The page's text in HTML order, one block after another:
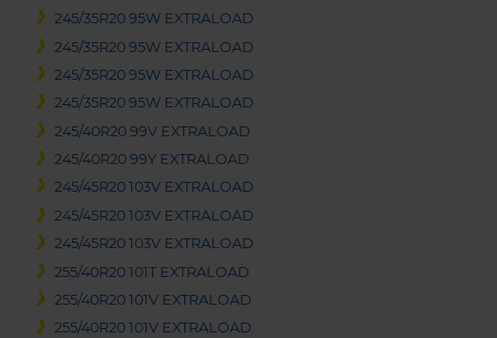
245/35R20 95W EXTRALOAD
245/35R20 95W EXTRALOAD
245/35R20 95W EXTRALOAD
245/35R20 95W EXTRALOAD
245/40R20 99V EXTRALOAD
245/40R20 99Y EXTRALOAD
245/45R20 103V EXTRALOAD
245/45R20 103V EXTRALOAD
245/45R20 103V EXTRALOAD
255/40R20 101T EXTRALOAD
255/40R20 101V EXTRALOAD
255/40R20 101V EXTRALOAD